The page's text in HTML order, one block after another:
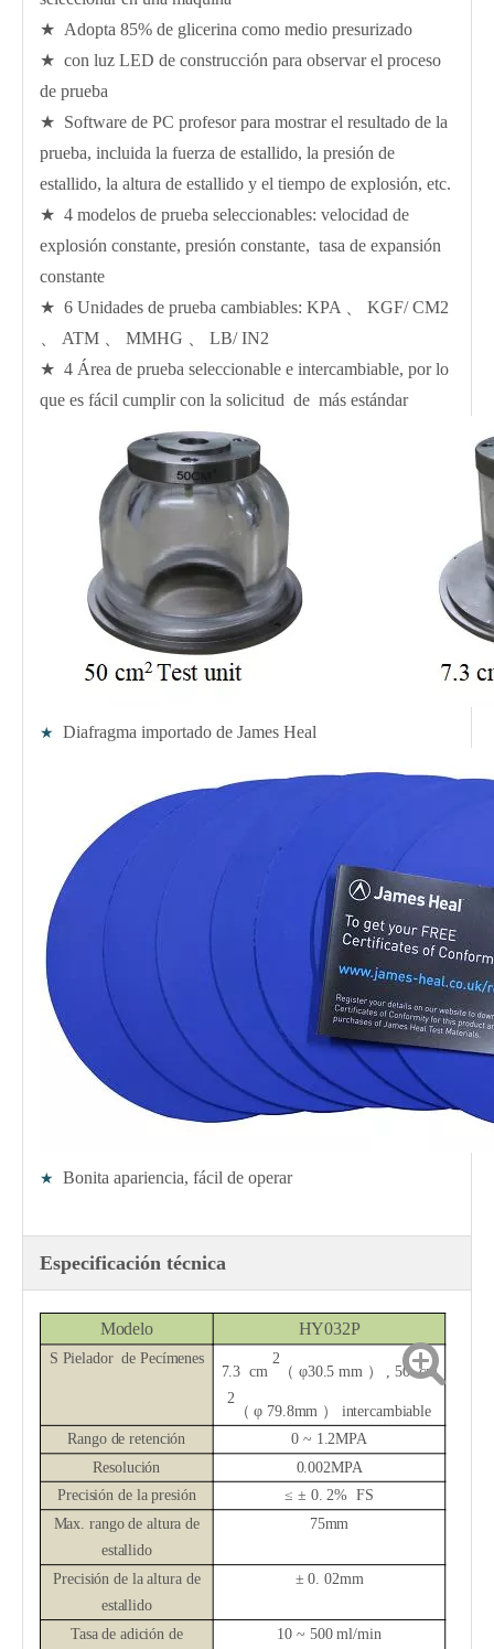
★ Adopta 85% de glicerina como medio presurizado
★ con luz LED de construcción para observar el proceso
de prueba
★ Software de PC profesor para mostrar el resultado de la
prueba, incluida la fuerza de estallido, la presión de
estallido, la altura de estallido y el tiempo de explosión, etc.
★ 4 modelos de prueba seleccionables: velocidad de
explosión constante, presión constante, tasa de expansión
constante
★ 6 Unidades de prueba cambiables: KPA 、 KGF/ CM2
、 ATM 、 MMHG 、 LB/ IN2
★ 4 Área de prueba seleccionable e intercambiable, por lo
que es fácil cumplir con la solicitud de más estándar
★ Diafragma importado de James Heal
★ Bonita apariencia, fácil de operar
Especificación técnica
Modelo HY032P
S Pielador de Pecímenes
7.3 cm
2
（φ30.5 mm ） , 50cm
2
（φ 79.8mm ） intercambiable
Rango deretención 0 ~ 1.2MPA
Resolución
0.002MPA
Precisión de la presión
≤ ± 0.2% FS
Max. rango de altura de
estallido
75mm
Precisión de la altura de
estallido
± 0.02mm
Tasa de adición de
10 ~ 500 ml/min